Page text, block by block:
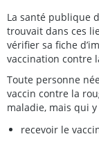
La santé publique
trouvait dans ces
vérifier sa fiche
vaccination contre
Toute personne
vaccin contre la
maladie, mais qui
recevoir le